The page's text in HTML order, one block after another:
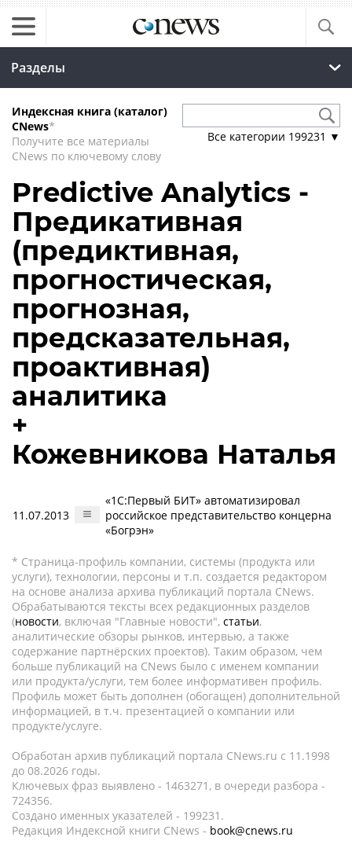
Разделы
Индексная книга (каталог)
CNews*
Получите все материалы
CNews по ключевому слову
Все категории 199231 ▼
Predictive Analytics -
Предикативная
(предиктивная,
прогностическая,
прогнозная,
предсказательная,
проактивная)
аналитика
+
Кожевникова Наталья
11.07.2013
«1С:Первый БИТ» автоматизировал
российское представительство концерна
«Богрэн»
* Страница-профиль компании, системы (продукта или
услуги), технологии, персоны и т.п. создается редактором
на основе анализа архива публикаций портала CNews.
Обрабатываются тексты всех редакционных разделов
(новости, включая "Главные новости", статьи,
аналитические обзоры рынков, интервью, а также
содержание партнёрских проектов). Таким образом, чем
больше публикаций на CNews было с именем компании
или продукта/услуги, тем более информативен профиль.
Профиль может быть дополнен (обогащен) дополнительной
информацией, в т.ч. презентацией о компании или
продукте/услуге.
Обработан архив публикаций портала CNews.ru c 11.1998
до 08.2026 годы.
Ключевых фраз выявлено - 1463271, в очереди разбора -
724356.
Создано именных указателей - 199231.
Редакция Индексной книги CNews - book@cnews.ru